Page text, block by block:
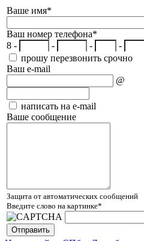
Ваше имя*
Ваш номер телефона*
8 -
- -
-
прошу перезвонить срочно
Ваш e-mail
@
написать на e-mail
Ваше сообщение
Защита от автоматических сообщений
Введите слово на картинке*